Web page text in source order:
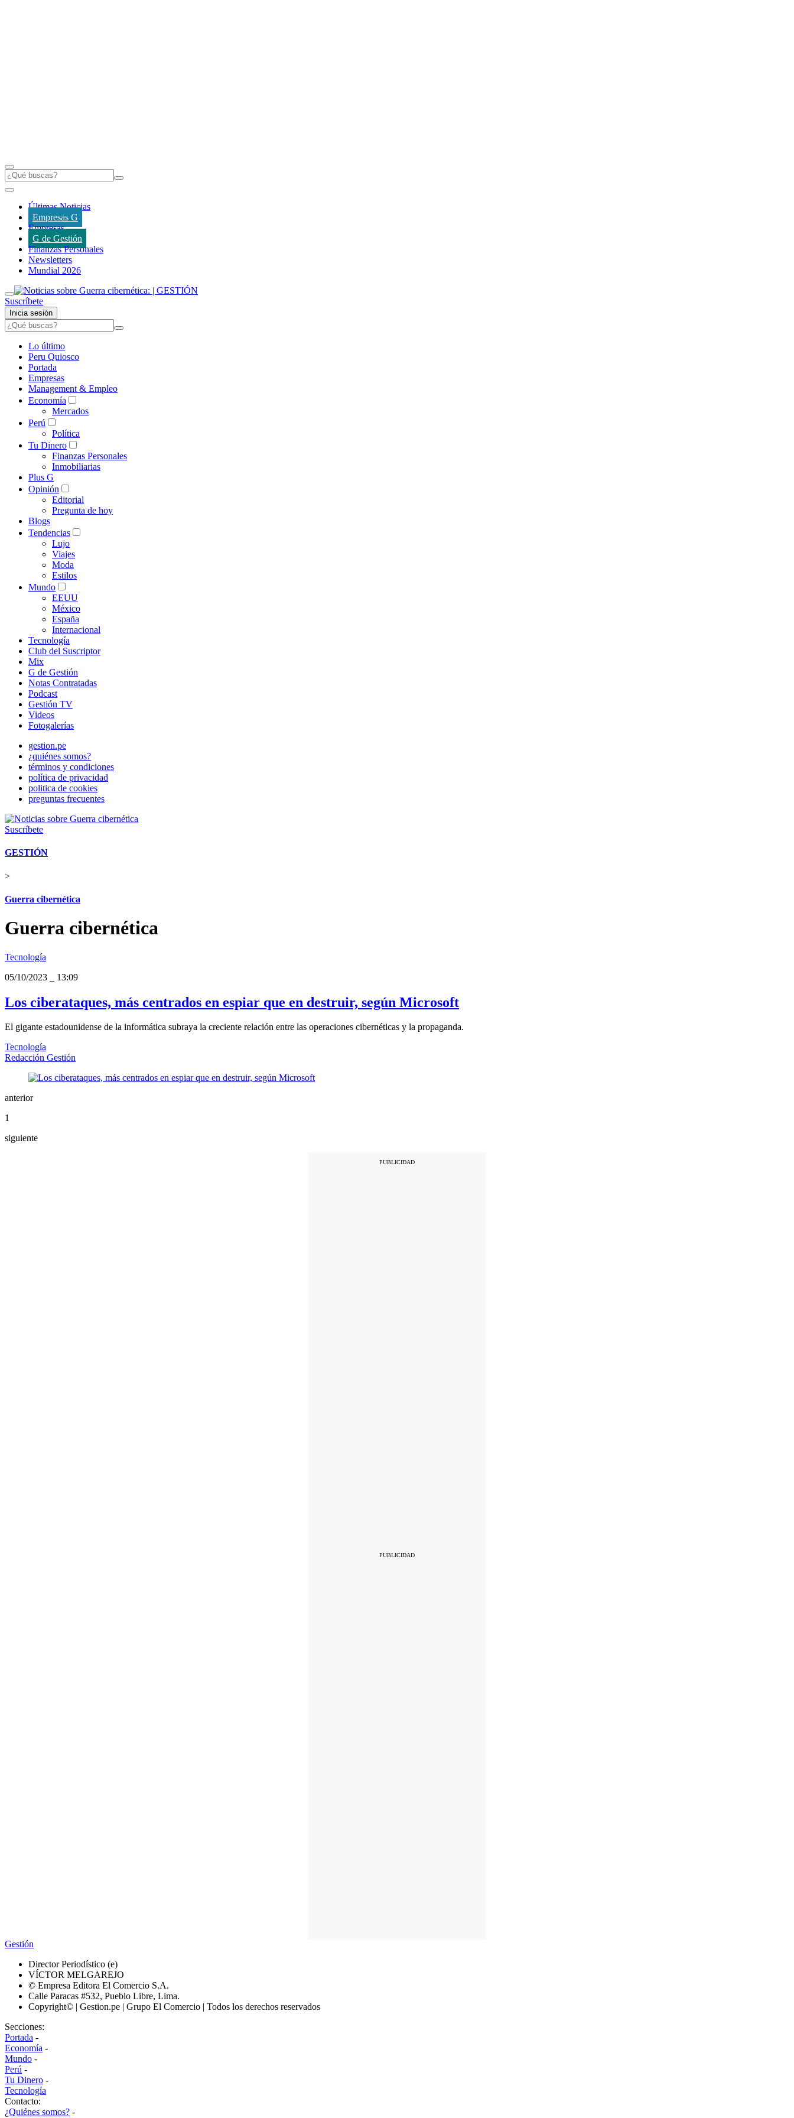
Últimas Noticias
Empresas G
Empresas
G de Gestión
Finanzas Personales
Newsletters
Mundial 2026
Suscríbete
Inicia sesión
Lo último
Peru Quiosco
Portada
Empresas
Management & Empleo
Economía
Mercados
Perú
Política
Tu Dinero
Finanzas Personales
Inmobiliarias
Plus G
Opinión
Editorial
Pregunta de hoy
Blogs
Tendencias
Lujo
Viajes
Moda
Estilos
Mundo
EEUU
México
España
Internacional
Tecnología
Club del Suscriptor
Mix
G de Gestión
Notas Contratadas
Podcast
Gestión TV
Videos
Fotogalerías
gestion.pe
¿quiénes somos?
términos y condiciones
política de privacidad
politica de cookies
preguntas frecuentes
Suscríbete
GESTIÓN
>
Guerra cibernética
Guerra cibernética
Tecnología
05/10/2023
13:09
Los ciberataques, más centrados en espiar que en destruir, según Microsoft
El gigante estadounidense de la informática subraya la creciente relación entre las operaciones cibernéticas y la propaganda.
Tecnología
Redacción Gestión
anterior
1
siguiente
Gestión
Director Periodístico (e)
VÍCTOR MELGAREJO
© Empresa Editora El Comercio S.A.
Calle Paracas #532, Pueblo Libre, Lima.
Copyright© | Gestion.pe | Grupo El Comercio | Todos los derechos reservados
Secciones:
Portada -
Economía -
Mundo -
Perú -
Tu Dinero -
Tecnología
Contacto:
¿Quiénes somos? -